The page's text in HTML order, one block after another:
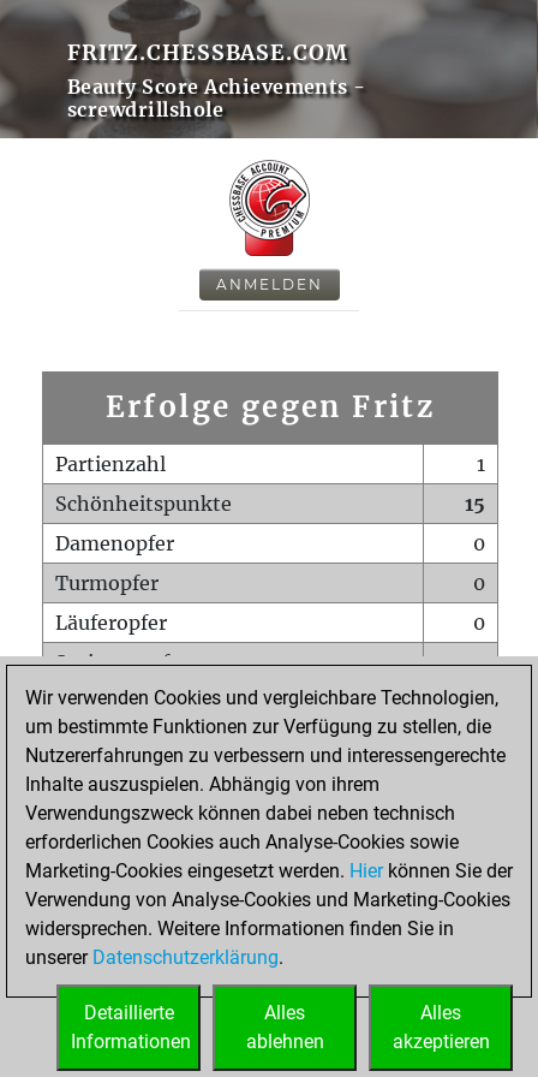
FRITZ.CHESSBASE.COM
Beauty Score Achievements -
screwdrillshole
ANMELDEN
Erfolge gegen Fritz
Partienzahl
1
Schönheitspunkte
15
Damenopfer
0
Turmopfer
0
Läuferopfer
0
Springeropfer
0
Bauernopfer
1
Matt auf vollem Brett
0
Bauer setzt Matt
Erstickte Matts
Unterverwandlungen
0
Türme auf der siebten
0
STARTSEITE
Wir verwenden Cookies und vergleichbare Technologien,
um bestimmte Funktionen zur Verfügung zu stellen, die
Nutzererfahrungen zu verbessern und interessengerechte
Inhalte auszuspielen. Abhängig von ihrem
Verwendungszweck können dabei neben technisch
erforderlichen Cookies auch Analyse-Cookies sowie
Marketing-Cookies eingesetzt werden. Hierkönnen Sie der
Verwendung von Analyse-Cookies und Marketing-Cookies
widersprechen. Weitere Informationen finden Sie in
unserer Datenschutzerklärung.
Alles
akzeptieren
Alles
ablehnen
Detaillierte
Informationen